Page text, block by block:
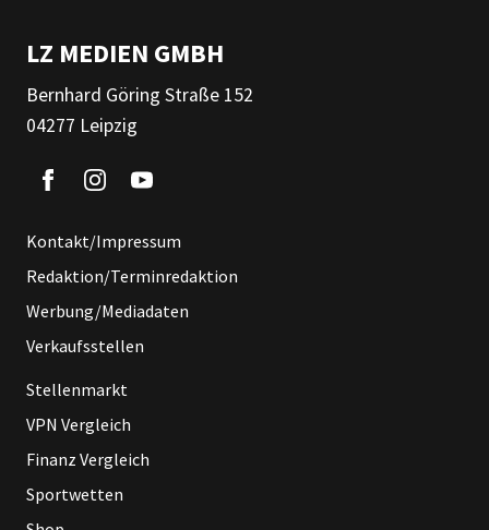
LZ MEDIEN GMBH
Bernhard Göring Straße 152
04277 Leipzig
Kontakt/Impressum
Redaktion/Terminredaktion
Werbung/Mediadaten
Verkaufsstellen
Stellenmarkt
VPN Vergleich
Finanz Vergleich
Sportwetten